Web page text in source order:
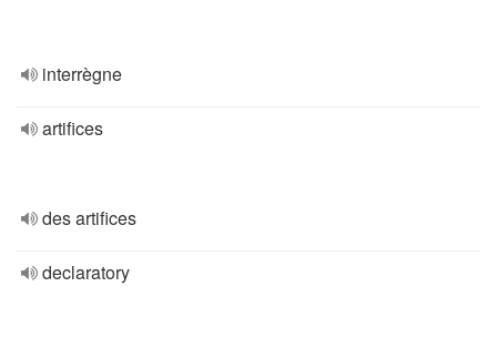
interrègne
artifices
des artifices
declaratory